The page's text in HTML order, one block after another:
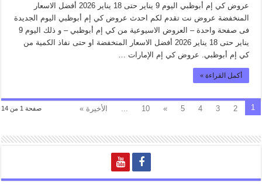
عروض كي إم أبوظبي اليوم 9 يناير حتى 18 يناير 2026 أفضل الاسعار
المنخفضة عروض نت تقدم لكم احدث عروض كي إم أبوظبي اليوم الجديدة
فى صفحة واحدة – العروض الاسيوعية من كي إم أبوظبي – و ذلك اليوم 9
يناير حتى 18 يناير 2026 أفضل الاسعار المنخفضة او حتى نفاذ الكمية من
كي إم أبوظبي. عروض كي إم الإمارات …
أكمل القراءة »
صفحة 1 من 14 1
2
3
4
5
»
10 الأخيرة »